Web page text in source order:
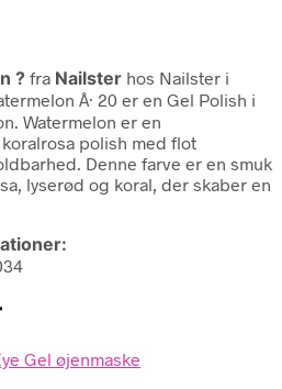
? fra Nailster hos Nailster i
Â· 20 er en Gel Polish i
Watermelon er en
polish med flot
Denne farve er en smuk
lyserød og koral, der skaber en